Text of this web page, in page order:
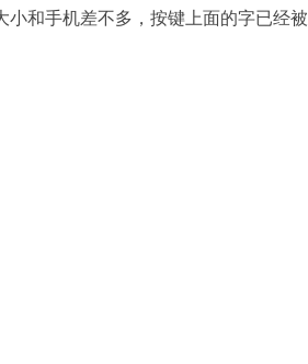
和手机差不多，按键上面的字已经被